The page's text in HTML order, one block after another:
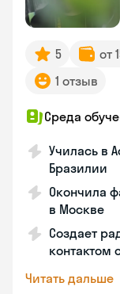
5 от
1 отзыв
Среда
Училась в
Бразилии
Окончила
в Москве
Создает
контактом
Читать дальше